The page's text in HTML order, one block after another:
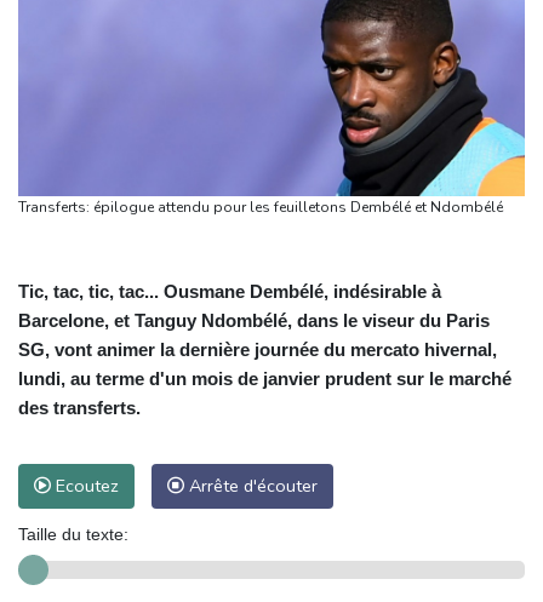
Transferts: épilogue attendu pour les feuilletons Dembélé et Ndombélé
Tic, tac, tic, tac... Ousmane Dembélé, indésirable à
Barcelone, et Tanguy Ndombélé, dans le viseur du Paris
SG, vont animer la dernière journée du mercato hivernal,
lundi, au terme d'un mois de janvier prudent sur le marché
des transferts.
Ecoutez Arrête d'écouter
Taille du texte: